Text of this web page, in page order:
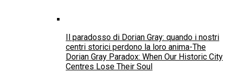
Il paradosso di Dorian Gray: quando i nostri
centri storici perdono la loro anima-The
Dorian Gray Paradox: When Our Historic City
Centres Lose Their Soul